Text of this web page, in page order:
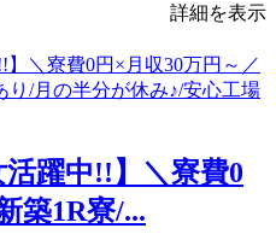
詳細を表示
活躍中!!】＼寮費0
築1R寮/...